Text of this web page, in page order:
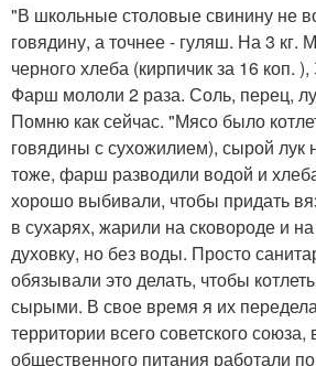
"В школьные столовые свинину не
говядину, а точнее - гуляш. На 3 кг.
черного хлеба (кирпичик за 16 коп.
Фарш мололи 2 раза. Соль, перец,
Помню как сейчас. "Мясо было
говядины с сухожилием), сырой лук
тоже, фарш разводили водой и
хорошо выбивали, чтобы придать
в сухарях, жарили на сковороде и
духовку, но без воды. Просто
обязывали это делать, чтобы
сырыми. В свое время я их
территории всего советского
общественного питания работали